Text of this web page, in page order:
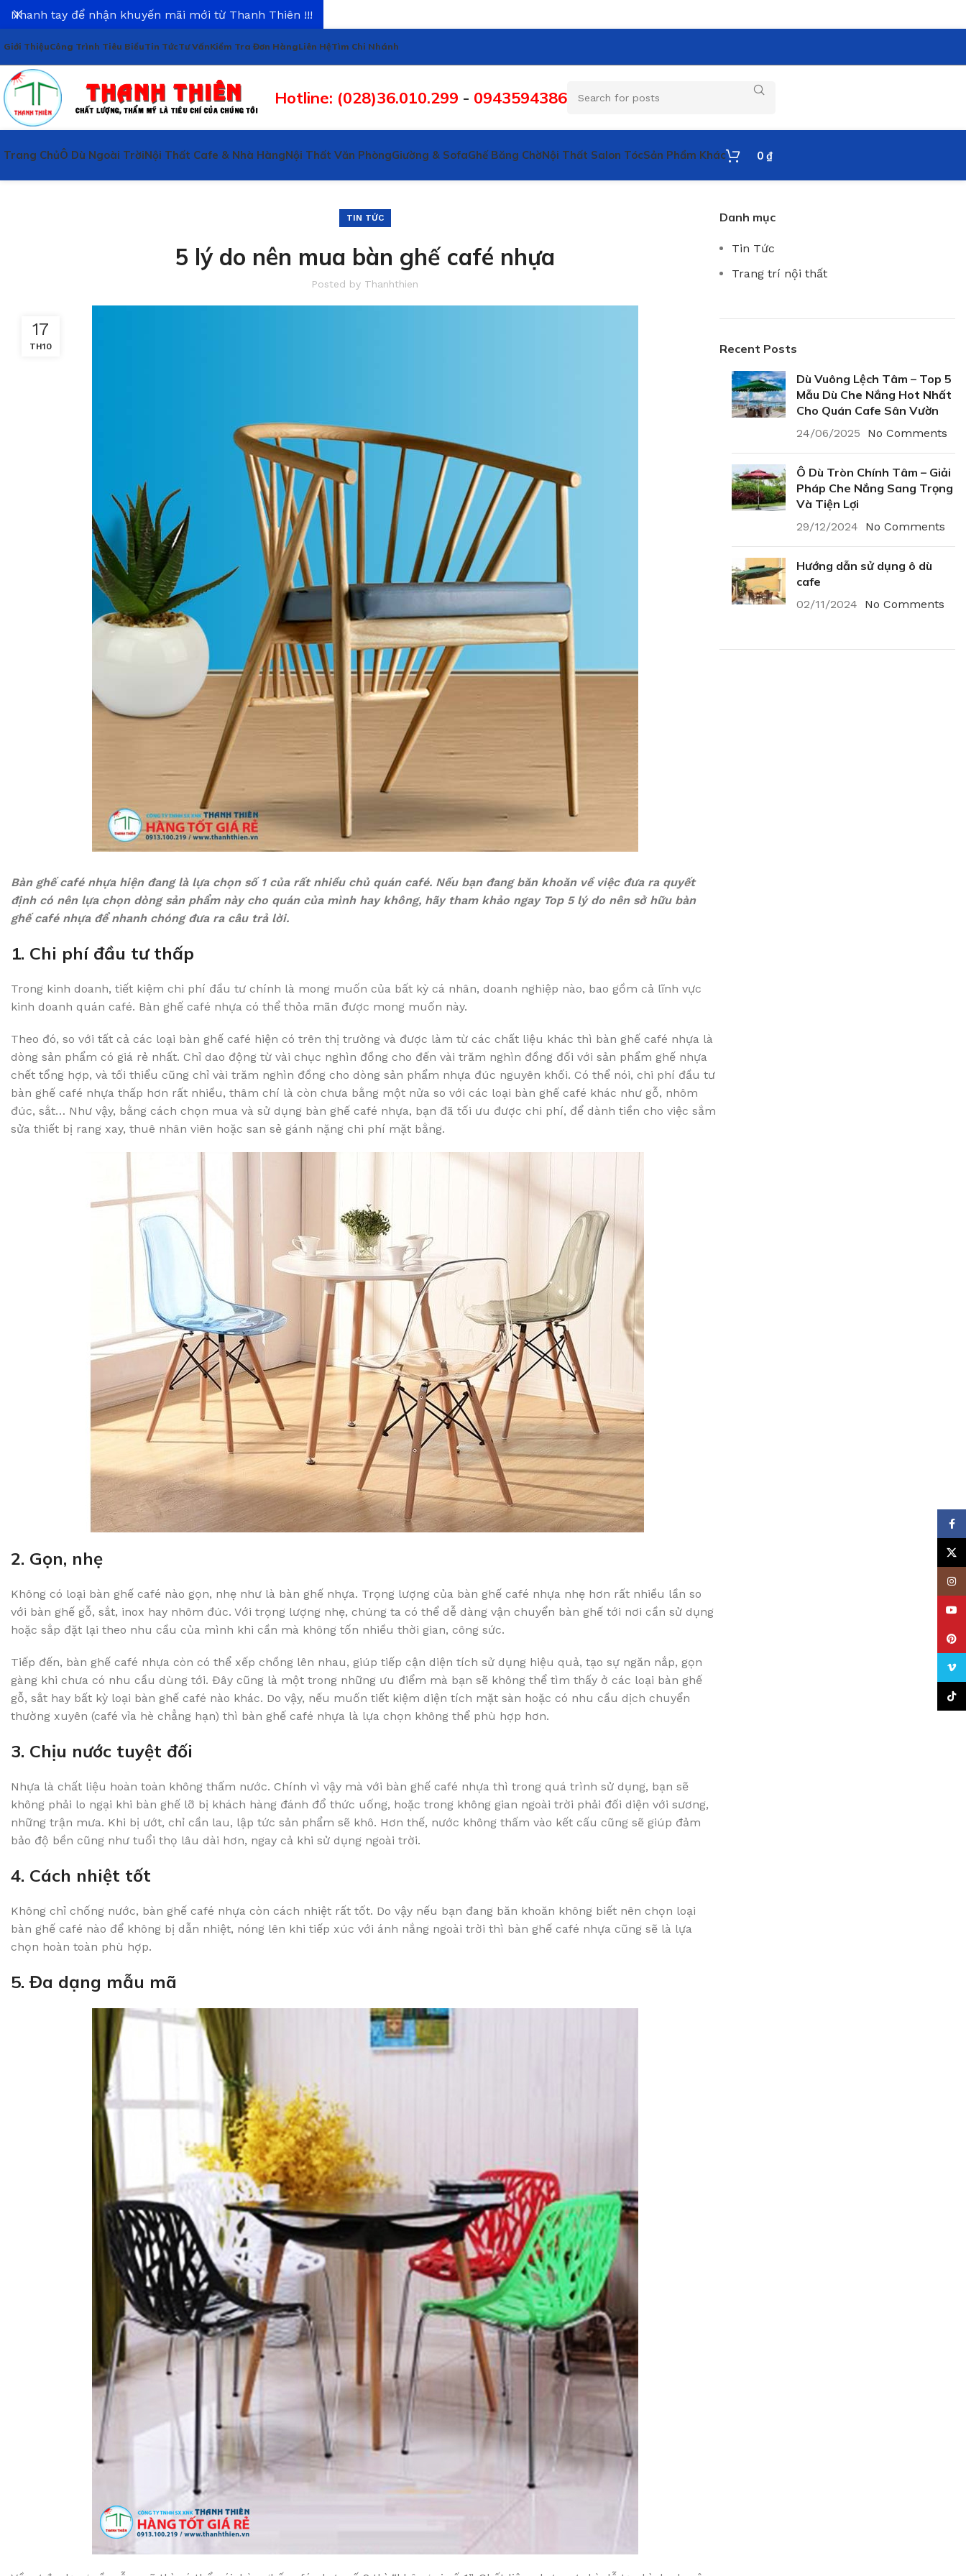
Giới ThiệuCông Trình Tiêu BiểuTin TứcTư VấnKiểm Tra Đơn HàngLiên HệTìm Chi Nhánh
Hotline: (028)36.010.299 - 0943594386
Trang ChủÔ Dù Ngoài TrờiNội Thất Cafe & Nhà HàngNội Thất Văn PhòngGiường & SofaGhế Băng ChờNội Thất Salon TócSản Phẩm Khác 0 ₫
TIN TỨC
5 lý do nên mua bàn ghế café nhựa
Posted by Thanhthien
17
TH10
Bàn ghế café nhựa hiện đang là lựa chọn số 1 của rất nhiều chủ quán café. Nếu bạn đang băn khoăn về việc đưa ra quyết
định có nên lựa chọn dòng sản phẩm này cho quán của mình hay không, hãy tham khảo ngay Top 5 lý do nên sở hữu bàn
ghế café nhựa để nhanh chóng đưa ra câu trả lời.
1. Chi phí đầu tư thấp
Trong kinh doanh, tiết kiệm chi phí đầu tư chính là mong muốn của bất kỳ cá nhân, doanh nghiệp nào, bao gồm cả lĩnh vực
kinh doanh quán café. Bàn ghế café nhựa có thể thỏa mãn được mong muốn này.
Theo đó, so với tất cả các loại bàn ghế café hiện có trên thị trường và được làm từ các chất liệu khác thì bàn ghế café nhựa là
dòng sản phẩm có giá rẻ nhất. Chỉ dao động từ vài chục nghìn đồng cho đến vài trăm nghìn đồng đối với sản phẩm ghế nhựa
chết tổng hợp, và tối thiểu cũng chỉ vài trăm nghìn đồng cho dòng sản phẩm nhựa đúc nguyên khối. Có thể nói, chi phí đầu tư
bàn ghế café nhựa thấp hơn rất nhiều, thâm chí là còn chưa bằng một nửa so với các loại bàn ghế café khác như gỗ, nhôm
đúc, sắt… Như vậy, bằng cách chọn mua và sử dụng bàn ghế café nhựa, bạn đã tối ưu được chi phí, để dành tiền cho việc sắm
sửa thiết bị rang xay, thuê nhân viên hoặc san sẻ gánh nặng chi phí mặt bằng.
2. Gọn, nhẹ
Không có loại bàn ghế café nào gọn, nhẹ như là bàn ghế nhựa. Trọng lượng của bàn ghế café nhựa nhẹ hơn rất nhiều lần so
với bàn ghế gỗ, sắt, inox hay nhôm đúc. Với trọng lượng nhẹ, chúng ta có thể dễ dàng vận chuyển bàn ghế tới nơi cần sử dụng
hoặc sắp đặt lại theo nhu cầu của mình khi cần mà không tốn nhiều thời gian, công sức.
Tiếp đến, bàn ghế café nhựa còn có thể xếp chồng lên nhau, giúp tiếp cận diện tích sử dụng hiệu quả, tạo sự ngăn nắp, gọn
gàng khi chưa có nhu cầu dùng tới. Đây cũng là một trong những ưu điểm mà bạn sẽ không thể tìm thấy ở các loại bàn ghế
gỗ, sắt hay bất kỳ loại bàn ghế café nào khác. Do vậy, nếu muốn tiết kiệm diện tích mặt sàn hoặc có nhu cầu dịch chuyển
thường xuyên (café vỉa hè chẳng hạn) thì bàn ghế café nhựa là lựa chọn không thể phù hợp hơn.
3. Chịu nước tuyệt đối
Nhựa là chất liệu hoàn toàn không thấm nước. Chính vì vậy mà với bàn ghế café nhựa thì trong quá trình sử dụng, bạn sẽ
không phải lo ngại khi bàn ghế lỡ bị khách hàng đánh đổ thức uống, hoặc trong không gian ngoài trời phải đối diện với sương,
những trận mưa. Khi bị ướt, chỉ cần lau, lập tức sản phẩm sẽ khô. Hơn thế, nước không thấm vào kết cấu cũng sẽ giúp đảm
bảo độ bền cũng như tuổi thọ lâu dài hơn, ngay cả khi sử dụng ngoài trời.
4. Cách nhiệt tốt
Không chỉ chống nước, bàn ghế café nhựa còn cách nhiệt rất tốt. Do vậy nếu bạn đang băn khoăn không biết nên chọn loại
bàn ghế café nào để không bị dẫn nhiệt, nóng lên khi tiếp xúc với ánh nắng ngoài trời thì bàn ghế café nhựa cũng sẽ là lựa
chọn hoàn toàn phù hợp.
5. Đa dạng mẫu mã
Danh mục
Tin Tức
Trang trí nội thất
Recent Posts
Dù Vuông Lệch Tâm – Top 5
Mẫu Dù Che Nắng Hot Nhất
Cho Quán Cafe Sân Vườn
24/06/2025 No Comments
Ô Dù Tròn Chính Tâm – Giải
Pháp Che Nắng Sang Trọng
Và Tiện Lợi
29/12/2024 No Comments
Hướng dẫn sử dụng ô dù
cafe
02/11/2024 No Comments
Nhanh tay để nhận khuyến mãi mới từ Thanh Thiên !!!